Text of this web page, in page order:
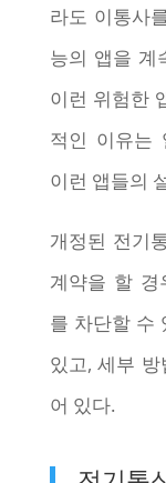
라도 이통사
능의 앱을 계
이런 위험한
적인 이유는
이런 앱들의
개정된 전기
계약을 할 경
를 차단할 수
있고, 세부 방
어 있다.